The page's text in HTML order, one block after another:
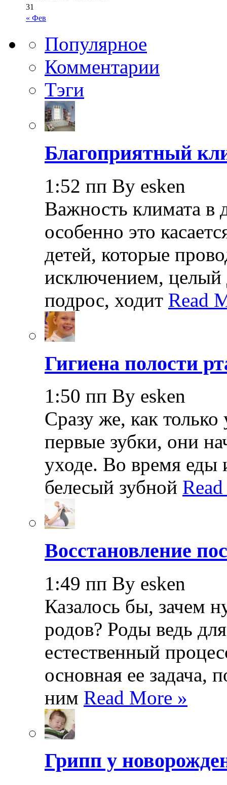
« Фев
31
Популярное
Комментарии
Тэги
Благоприятный
1:52 пп By esken
Важность климата в
особенно это
детей, которые
исключением, целый
подрос, ходит Read
Гигиена полости
1:50 пп By esken
Сразу же, как
первые зубки, они
уходе. Во время еды
белесый зубной
Восстановление
1:49 пп By esken
Казалось бы, зачем
родов? Роды ведь
естественный
основная ее задача,
ним Read More »
Грипп у